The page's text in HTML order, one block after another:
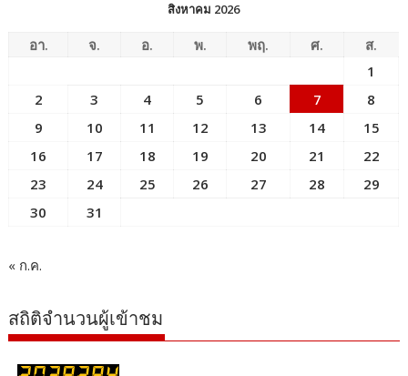
สิงหาคม 2026
อา. จ. อ. พ. พฤ. ศ.
ส.
1
2
3 4 5 6 7
8
9
10 11 12 13 14
15
16
17 18 19 20 21
22
23
24 25 26 27 28
29
30
31
« ก.ค.
สถิติจำนวนผู้เข้าชม